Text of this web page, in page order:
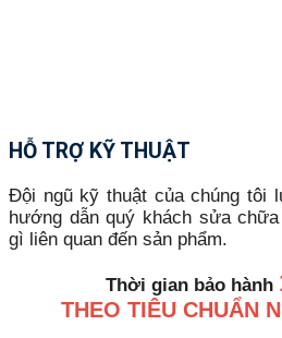
HỖ TRỢ KỸ THUẬT
Đội ngũ kỹ thuật của chúng tôi
hướng dẫn quý khách sửa
gì liên quan đến sản phẩm.
Thời gian bảo hành
THEO TIÊU CHUẨN